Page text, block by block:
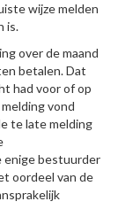
wijze melden
is.
over de maand
betalen. Dat
had voor of op
vond
te late melding
enige bestuurder
oordeel van de